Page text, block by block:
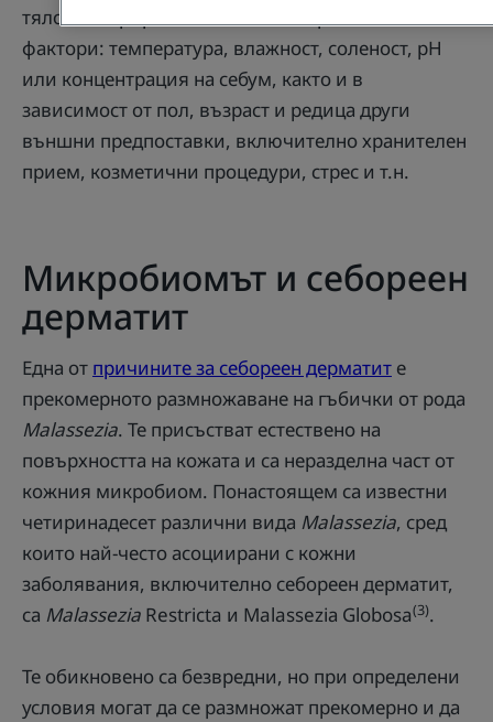
тяло. Тя варира в зависимост от различни
фактори: температура, влажност, соленост, рН
или концентрация на себум, както и в
зависимост от пол, възраст и редица други
външни предпоставки, включително хранителен
прием, козметични процедури, стрес и т.н.
Микробиомът и себореен
дерматит
Една от причините за себореен дерматит е
прекомерното размножаване на гъбички от рода
Malassezia. Те присъстват естествено на
повърхността на кожата и са неразделна част от
кожния микробиом. Понастоящем са известни
четиринадесет различни вида Malassezia, сред
които най-често асоциирани с кожни
заболявания, включително себореен дерматит,
са Malassezia Restricta и Malasseziа Globosa(3).
Те обикновено са безвредни, но при определени
условия могат да се размножат прекомерно и да